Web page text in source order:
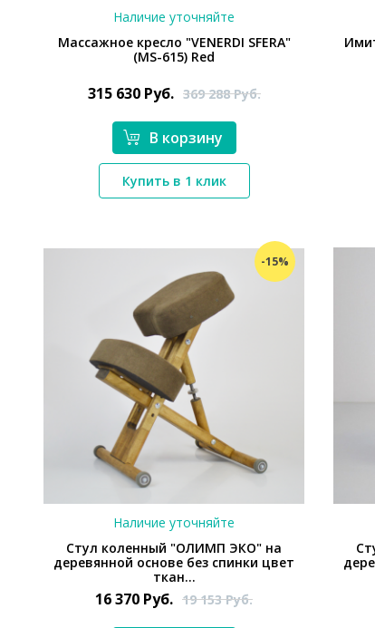
Наличие уточняйте
Массажное кресло "VENERDI SFERA"
(MS-615) Red
315 630 Руб. 369 288Руб.
В корзину
Купить в 1 клик
-15%
Наличие уточняйте
Стул коленный "ОЛИМП ЭКО" на
деревянной основе без спинки цвет
ткан...
16 370 Руб. 19 153Руб.